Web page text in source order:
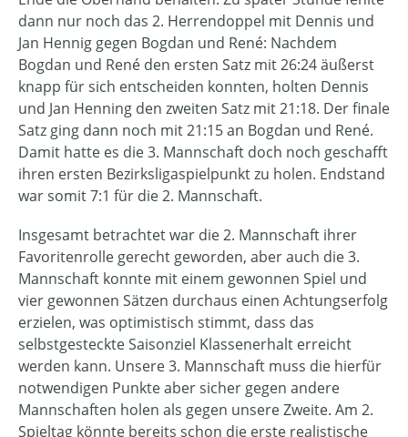
dann nur noch das 2. Herrendoppel mit Dennis und
Jan Hennig gegen Bogdan und René: Nachdem
Bogdan und René den ersten Satz mit 26:24 äußerst
knapp für sich entscheiden konnten, holten Dennis
und Jan Henning den zweiten Satz mit 21:18. Der finale
Satz ging dann noch mit 21:15 an Bogdan und René.
Damit hatte es die 3. Mannschaft doch noch geschafft
ihren ersten Bezirksligaspielpunkt zu holen. Endstand
war somit 7:1 für die 2. Mannschaft.
Insgesamt betrachtet war die 2. Mannschaft ihrer
Favoritenrolle gerecht geworden, aber auch die 3.
Mannschaft konnte mit einem gewonnen Spiel und
vier gewonnen Sätzen durchaus einen Achtungserfolg
erzielen, was optimistisch stimmt, dass das
selbstgesteckte Saisonziel Klassenerhalt erreicht
werden kann. Unsere 3. Mannschaft muss die hierfür
notwendigen Punkte aber sicher gegen andere
Mannschaften holen als gegen unsere Zweite. Am 2.
Spieltag könnte bereits schon die erste realistische